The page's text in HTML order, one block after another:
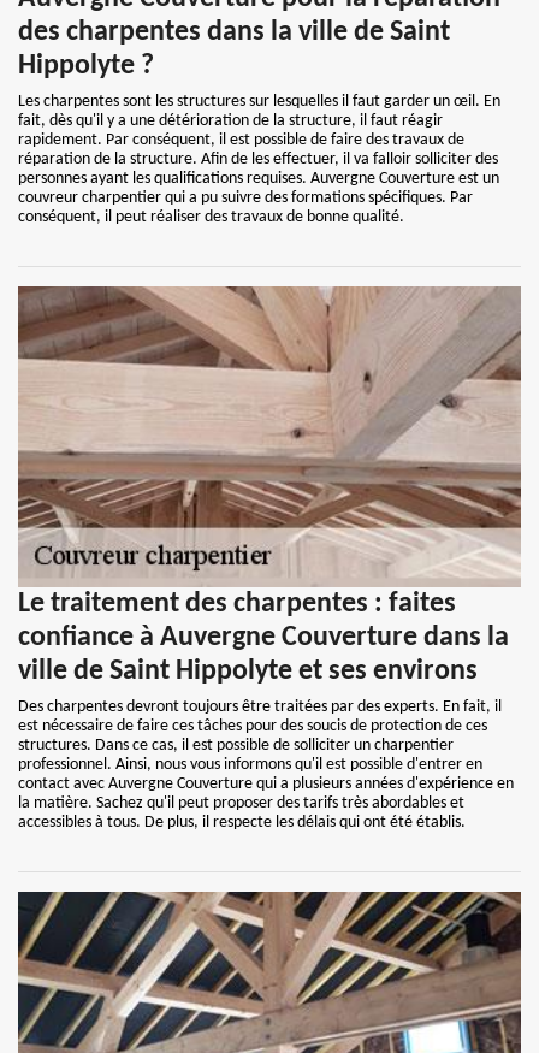
des charpentes dans la ville de Saint
Hippolyte ?
Les charpentes sont les structures sur lesquelles il faut garder un œil. En
fait, dès qu'il y a une détérioration de la structure, il faut réagir
rapidement. Par conséquent, il est possible de faire des travaux de
réparation de la structure. Afin de les effectuer, il va falloir solliciter des
personnes ayant les qualifications requises. Auvergne Couverture est un
couvreur charpentier qui a pu suivre des formations spécifiques. Par
conséquent, il peut réaliser des travaux de bonne qualité.
Le traitement des charpentes : faites
confiance à Auvergne Couverture dans la
ville de Saint Hippolyte et ses environs
Des charpentes devront toujours être traitées par des experts. En fait, il
est nécessaire de faire ces tâches pour des soucis de protection de ces
structures. Dans ce cas, il est possible de solliciter un charpentier
professionnel. Ainsi, nous vous informons qu'il est possible d'entrer en
contact avec Auvergne Couverture qui a plusieurs années d'expérience en
la matière. Sachez qu'il peut proposer des tarifs très abordables et
accessibles à tous. De plus, il respecte les délais qui ont été établis.